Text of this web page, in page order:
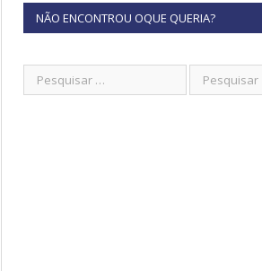
NÃO ENCONTROU OQUE QUERIA?